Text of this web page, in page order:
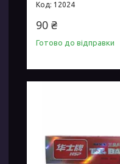
12024
90 ₴
Готово до відправки